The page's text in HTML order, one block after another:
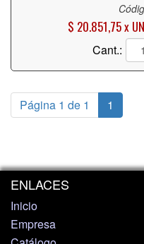
$ 20.851,75 x
Cant.:
Página 1 de 1 1
ENLACES
Inicio
Empresa